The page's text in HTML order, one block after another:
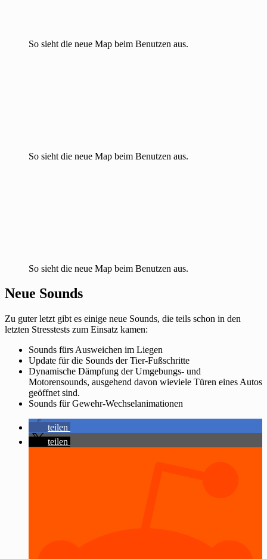
So sieht die neue Map beim Benutzen aus.
So sieht die neue Map beim Benutzen aus.
So sieht die neue Map beim Benutzen aus.
Neue Sounds
Zu guter letzt gibt es einige neue Sounds, die teils schon in den
letzten Stresstests zum Einsatz kamen:
Sounds fürs Ausweichen im Liegen
Update für die Sounds der Tier-Fußschritte
Dynamische Dämpfung der Umgebungs- und
Motorensounds, ausgehend davon wieviele Türen eines Autos
geöffnet sind.
Sounds für Gewehr-Wechselanimationen
teilen
teilen